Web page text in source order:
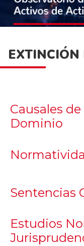
Causales
Dominio
Sentencias
Estudios